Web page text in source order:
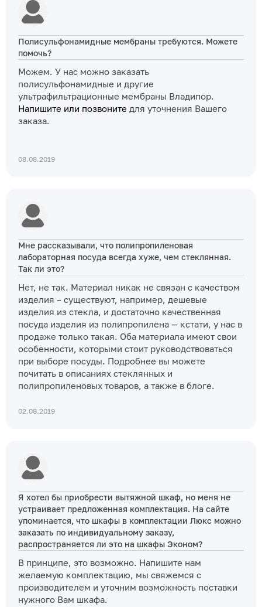
Полисульфонамидные мембраны требуются. Можете
помочь?
Можем. У нас можно заказать
полисульфонамидные и другие
ультрафильтрационные мембраны Владипор.
Напишите или позвоните для уточнения Вашего
заказа.
08.08.2019
Мне рассказывали, что полипропиленовая
лабораторная посуда всегда хуже, чем стеклянная.
Так ли это?
Нет, не так. Материал никак не связан с качеством
изделия – существуют, например, дешевые
изделия из стекла, и достаточно качественная
посуда изделия из полипропилена — кстати, у нас в
продаже только такая. Оба материала имеют свои
особенности, которыми стоит руководствоваться
при выборе посуды. Подробнее вы можете
почитать в описаниях стеклянных и
полипропиленовых товаров, а также в блоге.
02.08.2019
Я хотел бы приобрести вытяжной шкаф, но меня не
устраивает предложенная комплектация. На сайте
упоминается, что шкафы в комплектации Люкс можно
заказать по индивидуальному заказу,
распространяется ли это на шкафы Эконом?
В принципе, это возможно. Напишите нам
желаемую комплектацию, мы свяжемся с
производителем и уточним возможность поставки
нужного Вам шкафа.